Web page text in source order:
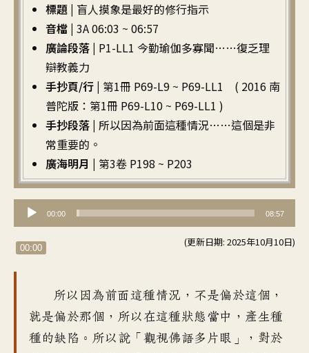
標題 | 盲人摸象是最好的修行指示
音檔 | 3A 06:03 ~ 06:57
廣論段落 | P1-LL1 今勤瑜伽多寡聞……復乏理
辯教義力
手抄頁/行 | 第1冊 P69-L9 ~ P69-LL1 ( 2016 南
普陀版：第1冊 P69-L10 ~ P69-LL1 )
手抄段落 | 所以因為前面這種情況……這個是非
常重要的。
廣海明月 | 第3卷 P198 ~ P203
訊
播
00:00 08:57
(更新日期: 2025年10月10日)
00:00
所以因為前面這種情況 ， 不是偏於這個 ，
就是偏於那個 ， 所以在這種狀態當中 ， 產生種
種的缺陷 。 所以說「觀視佛語多片眼 」， 對於